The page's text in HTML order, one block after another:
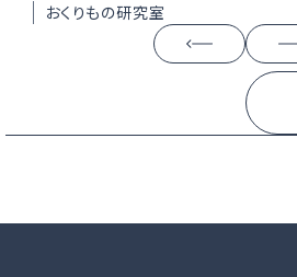
おくりもの研究室